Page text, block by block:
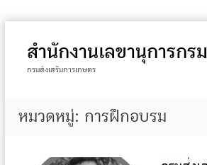
สำนักงานเลขานุการกรม
กรมส่งเสริมการเกษตร
หมวดหมู่: การฝึกอบรม